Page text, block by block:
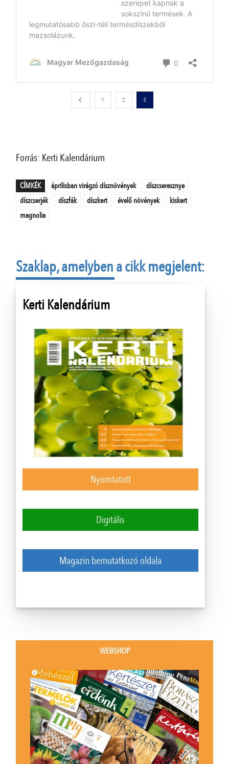
1 2 3
Forrás: Kerti Kalendárium
CÍMKÉK áprilisban virágzó dísznövények
díszcseresznye
díszcserjék
díszfák díszkert évelő növények
kiskert
magnolia
Szaklap, amelyben a cikk megjelent:
Kerti Kalendárium
Nyomtatott
Digitális
Magazin bemutatkozó oldala
WEBSHOP